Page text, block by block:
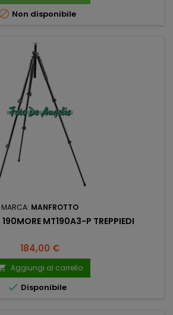
Non disponibile
MARCA: MANFROTTO
MT190A3-P TREPPIEDI
Prezzo
184,00 €
Aggiungi al carrello
 Disponibile